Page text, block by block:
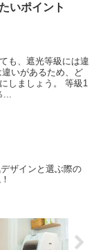
いポイント
も、遮光等級には違
いがあるため、ど
しましょう。 等級1
ザインと選ぶ際の